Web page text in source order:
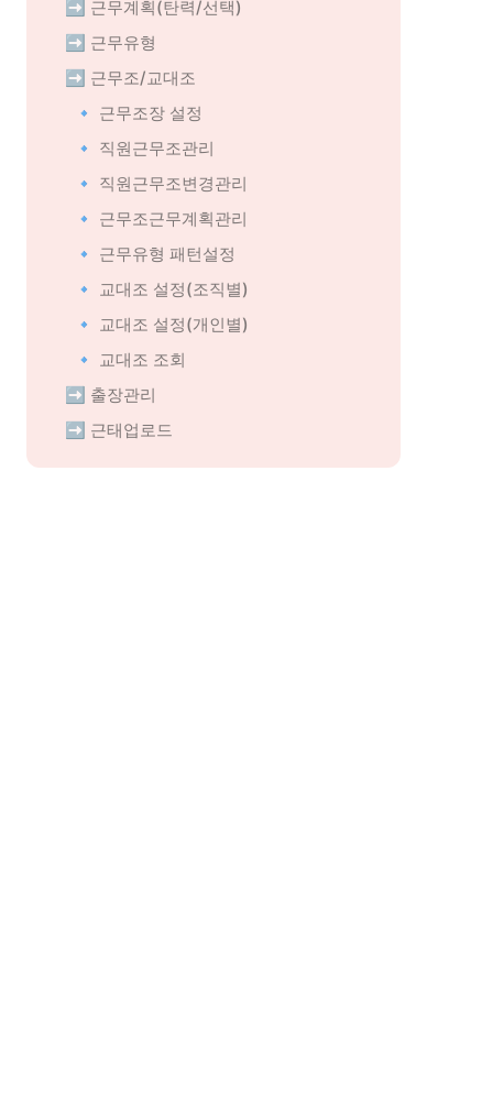
➡️ 근무계획(탄력/선택)
➡️ 근무유형
➡️ 근무조/교대조
🔹 근무조장 설정
🔹 직원근무조관리
🔹 직원근무조변경관리
🔹 근무조근무계획관리
🔹 근무유형 패턴설정
🔹 교대조 설정(조직별)
🔹 교대조 설정(개인별)
🔹 교대조 조회
➡️ 출장관리
➡️ 근태업로드